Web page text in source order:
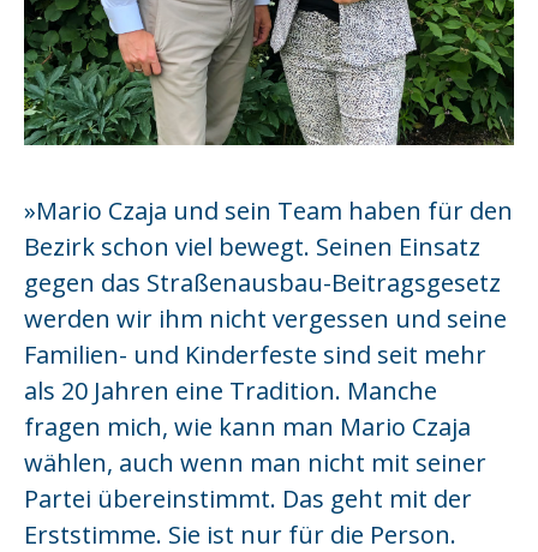
»Mario Czaja und sein Team haben für den
Bezirk schon viel bewegt. Seinen Einsatz
gegen das Straßenausbau-Beitragsgesetz
werden wir ihm nicht vergessen und seine
Familien- und Kinderfeste sind seit mehr
als 20 Jahren eine Tradition. Manche
fragen mich, wie kann man Mario Czaja
wählen, auch wenn man nicht mit seiner
Partei übereinstimmt. Das geht mit der
Erststimme. Sie ist nur für die Person.